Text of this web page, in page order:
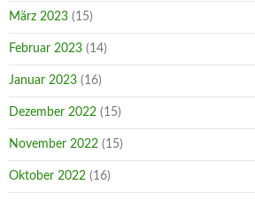
März 2023 (15)
Februar 2023 (14)
Januar 2023 (16)
Dezember 2022 (15)
November 2022 (15)
Oktober 2022 (16)